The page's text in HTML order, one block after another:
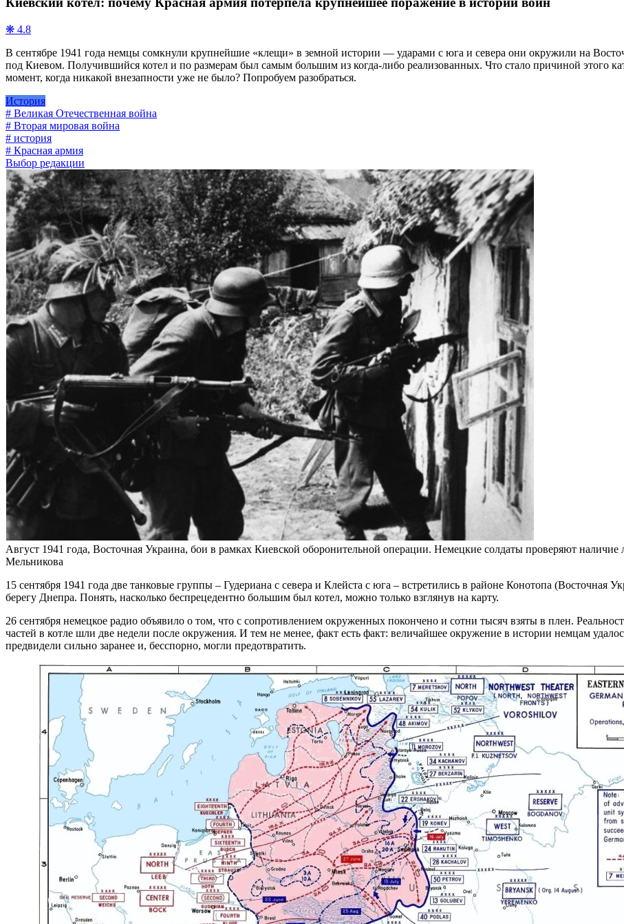
❋ 4.8
В сентябре 1941 года немцы сомкнули крупнейшие «клещи» в земной истории — ударами с юга и севера они окружили на
под Киевом. Получившийся котел и по размерам был самым большим из когда-либо реализованных. Что стало причиной этого
момент, когда никакой внезапности уже не было? Попробуем разобраться.
История
# Великая Отечественная война
# Вторая мировая война
# история
# Красная армия
Выбор редакции
Август 1941 года, Восточная Украина, бои в рамках Киевской оборонительной операции. Немецкие солдаты проверяют
Мельникова
15 сентября 1941 года две танковые группы – Гудериана с севера и Клейста с юга – встретились в районе Конотопа
берегу Днепра. Понять, насколько беспрецедентно большим был котел, можно только взглянув на карту.
26 сентября немецкое радио объявило о том, что с сопротивлением окруженных покончено и сотни тысяч взяты в плен.
частей в котле шли две недели после окружения. И тем не менее, факт есть факт: величайшее окружение в истории немцам
предвидели сильно заранее и, бесспорно, могли предотвратить.